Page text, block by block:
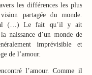
les différences les plus
partagée du monde.
(…) Le fait qu’il y ait
naissance d’un monde de
imprévisible et
de l’amour.
l’amour. Comme il